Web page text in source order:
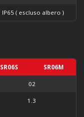
IP65 ( escluso albero )
SR06S SR06M
02
1.3